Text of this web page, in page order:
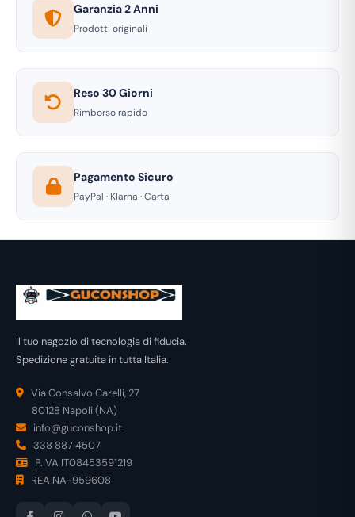
Garanzia 2 Anni
Prodotti originali
Reso 30 Giorni
Rimborso rapido
Pagamento Sicuro
PayPal · Klarna · Carta
Il tuo negozio di tecnologia di fiducia.
Spedizione gratuita in tutta Italia.
Via Consalvo Carelli, 27
80128 Napoli (NA)
info@guconshop.it
338 887 4507
P.IVA IT08453591219
REA NA-959608